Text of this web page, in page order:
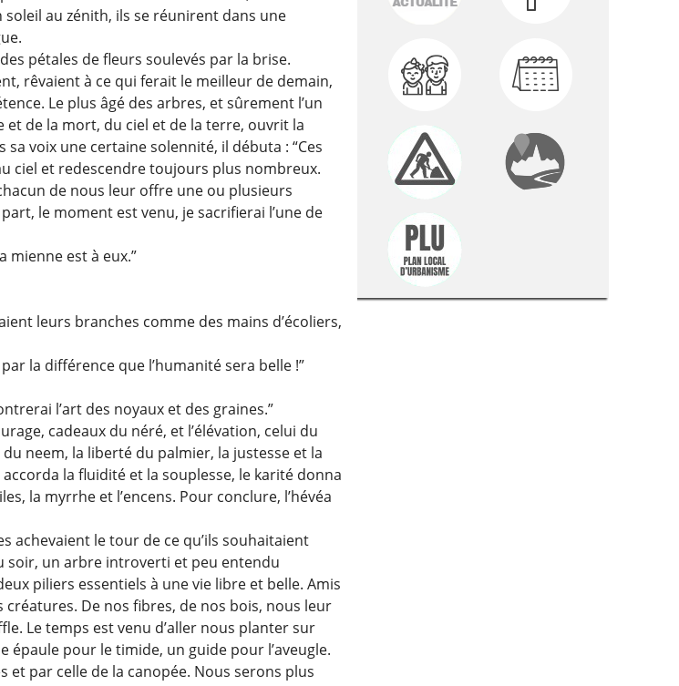
au zénith, ils se réunirent dans une
pétales de fleurs soulevés par la brise.
rêvaient à ce qui ferait le meilleur de demain,
Le plus âgé des arbres, et sûrement l’un
et de la mort, du ciel et de la terre, ouvrit la
voix une certaine solennité, il débuta : “Ces
ciel et redescendre toujours plus nombreux.
de nous leur offre une ou plusieurs
le moment est venu, je sacrifierai l’une de
mienne est à eux.”
leurs branches comme des mains d’écoliers,
la différence que l’humanité sera belle !”
l’art des noyaux et des graines.”
cadeaux du néré, et l’élévation, celui du
du neem, la liberté du palmier, la justesse et la
la fluidité et la souplesse, le karité donna
la myrrhe et l’encens. Pour conclure, l’hévéa
achevaient le tour de ce qu’ils souhaitaient
soir, un arbre introverti et peu entendu
piliers essentiels à une vie libre et belle. Amis
De nos fibres, de nos bois, nous leur
Le temps est venu d’aller nous planter sur
épaule pour le timide, un guide pour l’aveugle.
par celle de la canopée. Nous serons plus